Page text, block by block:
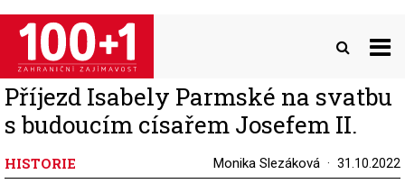
Přejít
hlavnímu
obsahu
Příjezd Isabely Parmské na svatbu
s budoucím císařem Josefem II.
HISTORIE Monika Slezáková 31.10.2022